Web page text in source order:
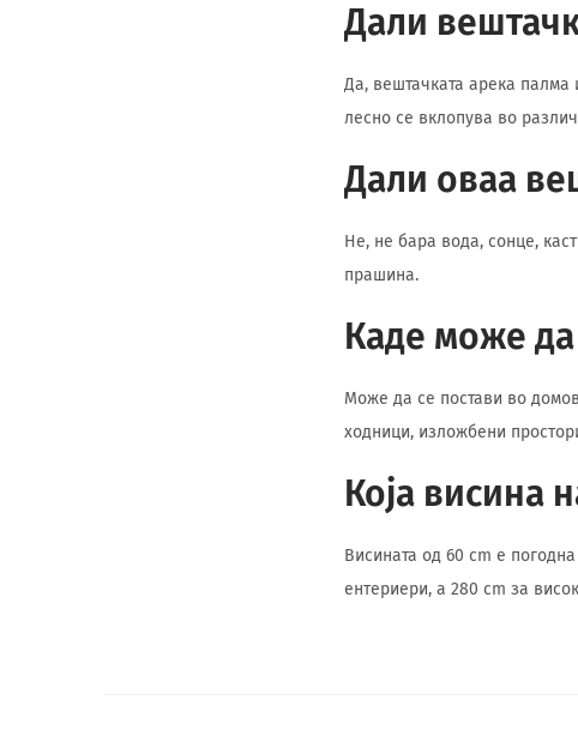
Дали
Да, вештачката арека палма
лесно се вклопува во
Дали оваа
Не, не бара вода, сонце,
прашина.
Каде може
Може да се постави во
ходници, изложбени
Која висина
Висината од 60 cm е
ентериери, а 280 cm за